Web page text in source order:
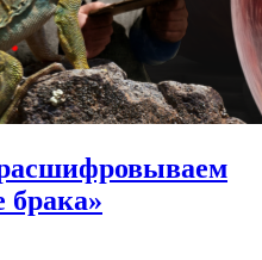
брака»